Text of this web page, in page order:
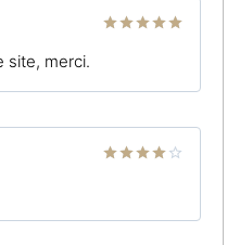
site, merci.